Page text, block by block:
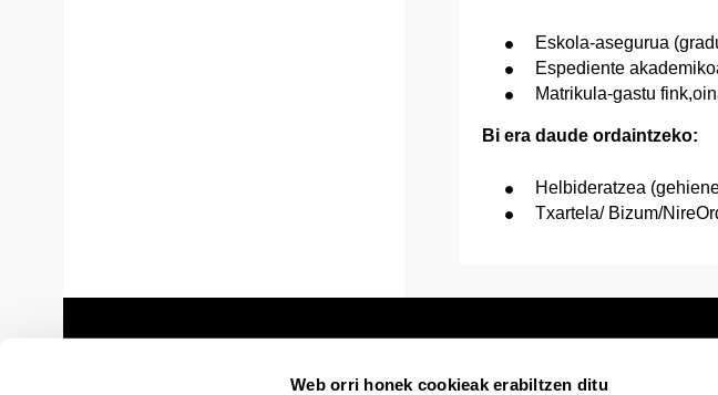
Web orri honek cookieak erabiltzen ditu
Eskola-asegurua
Espediente
Matrikula-gastu
Bi era daude ordaintzeko:
Helbideratzea
Txartela/ Bizum/